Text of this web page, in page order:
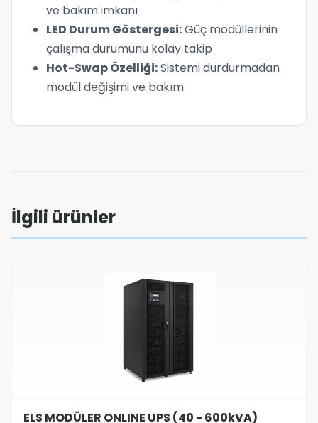
ve bakım imkanı
LED Durum Göstergesi:Güç modüllerinin
çalışma durumunu kolay takip
Hot-Swap Özelliği:Sistemi durdurmadan
modül değişimi ve bakım
İlgili ürünler
ELS MODÜLER ONLINE UPS (40 - 600kVA)